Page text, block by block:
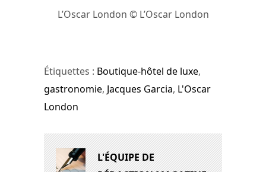
L’Oscar London © L’Oscar London
Étiquettes : Boutique-hôtel de luxe,
gastronomie, Jacques Garcia, L'Oscar
London
L'ÉQUIPE DE